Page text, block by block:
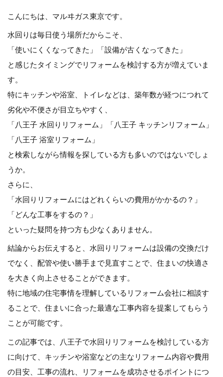
こんにちは、マルヰガス東京です。
水回りは毎日使う場所だからこそ、
「使いにくくなってきた」「設備が古くなってきた」
と感じたタイミングでリフォームを検討する方が増えていま
す。
特にキッチンや浴室、トイレなどは、築年数が経つにつれて
劣化や不便さが目立ちやすく、
「八王子 水回りリフォーム」「八王子 キッチンリフォーム」
「八王子 浴室リフォーム」
と検索しながら情報を探している方も多いのではないでしょ
うか。
さらに、
「水回りリフォームにはどれくらいの費用がかかるの？」
「どんな工事をするの？」
といった疑問を持つ方も少なくありません。
結論からお伝えすると、水回りリフォームは設備の交換だけ
でなく、配管や使い勝手まで見直すことで、住まいの快適さ
を大きく向上させることができます。
特に地域の住宅事情を理解しているリフォーム会社に相談す
ることで、住まいに合った最適な工事内容を提案してもらう
ことが可能です。
この記事では、八王子で水回りリフォームを検討している方
に向けて、キッチンや浴室などの主なリフォーム内容や費用
の目安、工事の流れ、リフォームを成功させるポイントにつ